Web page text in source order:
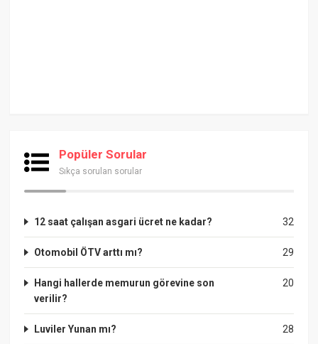
Popüler Sorular
Sıkça sorulan sorular
32
12 saat çalışan asgari ücret ne kadar?
29
Otomobil ÖTV arttı mı?
20
Hangi hallerde memurun görevine son
verilir?
28
Luviler Yunan mı?